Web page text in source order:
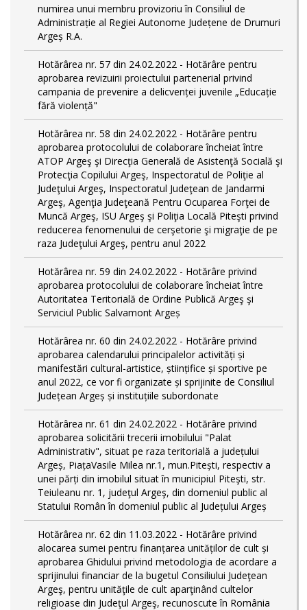
numirea unui membru provizoriu în Consiliul de
Administrație al Regiei Autonome Județene de Drumuri
Argeș R.A.
Hotărârea nr. 57 din 24.02.2022 - Hotărâre pentru
aprobarea revizuirii proiectului partenerial privind
campania de prevenire a delicvenței juvenile „Educație
fără violență"
Hotărârea nr. 58 din 24.02.2022 - Hotărâre pentru
aprobarea protocolului de colaborare încheiat între
ATOP Argeş şi Direcţia Generală de Asistenţă Socială şi
Protecţia Copilului Argeş, Inspectoratul de Poliţie al
Judeţului Argeş, Inspectoratul Judeţean de Jandarmi
Argeş, Agenţia Judeţeană Pentru Ocuparea Forţei de
Muncă Argeş, ISU Argeş şi Poliţia Locală Piteşti privind
reducerea fenomenului de cerşetorie şi migraţie de pe
raza Judeţului Argeş, pentru anul 2022
Hotărârea nr. 59 din 24.02.2022 - Hotărâre privind
aprobarea protocolului de colaborare încheiat între
Autoritatea Teritorială de Ordine Publică Argeş şi
Serviciul Public Salvamont Argeș
Hotărârea nr. 60 din 24.02.2022 - Hotărâre privind
aprobarea calendarului principalelor activități și
manifestări cultural-artistice, științifice și sportive pe
anul 2022, ce vor fi organizate și sprijinite de Consiliul
Județean Argeș și instituțiile subordonate
Hotărârea nr. 61 din 24.02.2022 - Hotărâre privind
aprobarea solicitării trecerii imobilului "Palat
Administrativ", situat pe raza teritorială a județului
Argeș, PiațaVasile Milea nr.1, mun.Pitești, respectiv a
unei părți din imobilul situat în municipiul Piteşti, str.
Teiuleanu nr. 1, judeţul Argeş, din domeniul public al
Statului Român în domeniul public al Județului Argeș
Hotărârea nr. 62 din 11.03.2022 - Hotărâre privind
alocarea sumei pentru finanțarea unităților de cult și
aprobarea Ghidului privind metodologia de acordare a
sprijinului financiar de la bugetul Consiliului Judeţean
Argeş, pentru unităţile de cult aparţinând cultelor
religioase din Judeţul Argeş, recunoscute în România